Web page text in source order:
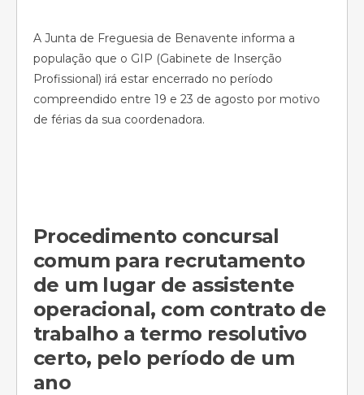
A Junta de Freguesia de Benavente informa a
população que o GIP (Gabinete de Inserção
Profissional) irá estar encerrado no período
compreendido entre 19 e 23 de agosto por motivo
de férias da sua coordenadora.
Procedimento concursal
comum para recrutamento
de um lugar de assistente
operacional, com contrato de
trabalho a termo resolutivo
certo, pelo período de um
ano